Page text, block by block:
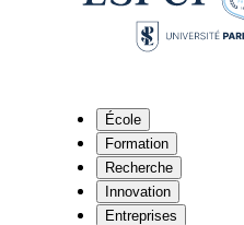
École
Formation
Recherche
Innovation
Entreprises